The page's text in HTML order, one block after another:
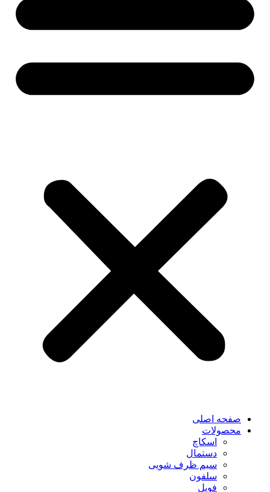
صفحه اصلی
محصولات
اسکاچ
دستمال
سیم ظرف شویی
سلفون
فویل